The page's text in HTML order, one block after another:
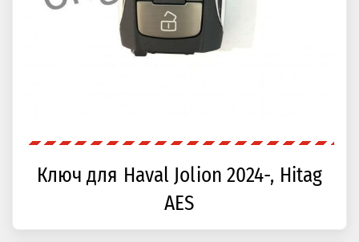
Ключ для Haval Jolion 2024-, Hitag
AES